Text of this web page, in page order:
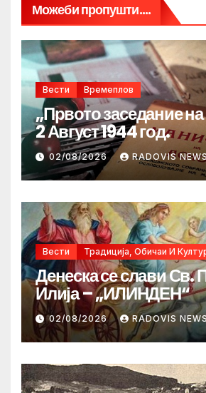
Можеби пропушти....
Вести Времеплов
„Првото заседание
2 Август 1944 год.
02/08/2026 RADOVIS
Вести Традиција, Обичаи И
Денеска се слави Св.
Илија – „ИЛИНДЕН“
02/08/2026 RADOVIS NEWS